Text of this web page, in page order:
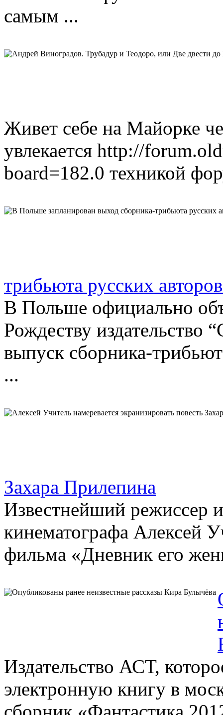
самым ...
Живет себе на Майорке
увлекается http://
board=182.0 техникой
трибьюта русских
В Польше официально
Рождеству издательство
выпуск сборника-
...
Захара Прилепина
Известнейший режиссер
кинематографа Алексей
фильма «Дневник его
Издательство АСТ,
электронную книгу в